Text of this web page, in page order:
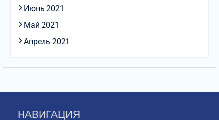
Июнь 2021
Май 2021
Апрель 2021
НАВИГАЦИЯ